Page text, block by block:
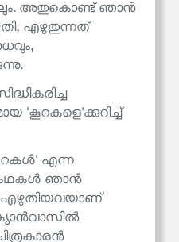
അതുകൊണ്ട് ഞാൻ
എഴുതുന്നത്
'കൂറകളെ'ക്കുറിച്ച്
എന്ന
കഥകൾ ഞാൻ
എഴുതിയവയാണ്